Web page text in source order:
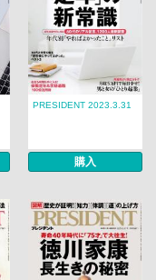
PRESIDENT 2023.3.31
購入